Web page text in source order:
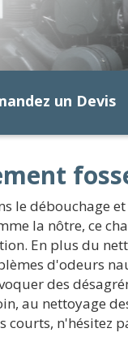
un Devis
le débouchage
la nôtre, ce
En plus du
d'odeurs
des
au nettoyage
courts, n'hésitez